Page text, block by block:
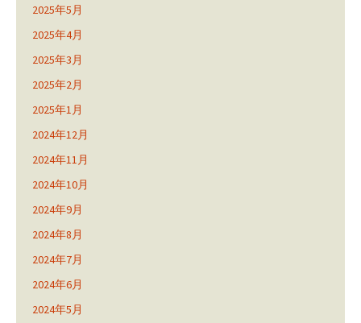
2025年5月
2025年4月
2025年3月
2025年2月
2025年1月
2024年12月
2024年11月
2024年10月
2024年9月
2024年8月
2024年7月
2024年6月
2024年5月